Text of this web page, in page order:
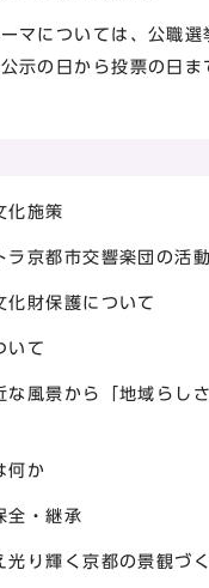
マについては、公職選
示の日から投票の日ま
施策
京都市交響楽団の活
財保護について
て
風景から「地域らしさ
か
・継承
り輝く京都の景観づ